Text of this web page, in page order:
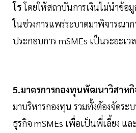
โรโดยให้สถาบันการเงินไม่นําข้อ
ในช่วงการแพร่ระบาดมาพิจารณา
ประกอบการ mSMEs เป็นระยะเว
5.มาตรการกองทุนพัฒนาวิสาห
มาบริหารกองทุน รวมทั้งต้องจัดร
ธุรกิจ mSMEs เพื่อเป็นพี่เลี้ยง แ